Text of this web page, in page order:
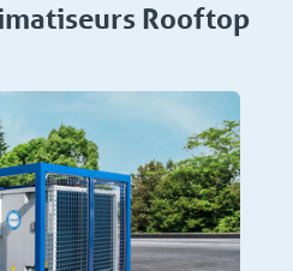
Rooftop